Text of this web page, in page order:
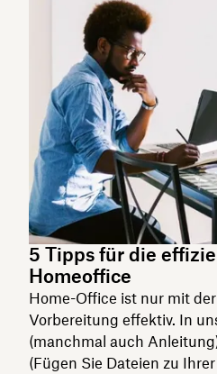
5 Tipps für die
Homeoffice
Home-Office ist nur mit
Vorbereitung effektiv. In
(manchmal auch
(Fügen Sie Dateien zu